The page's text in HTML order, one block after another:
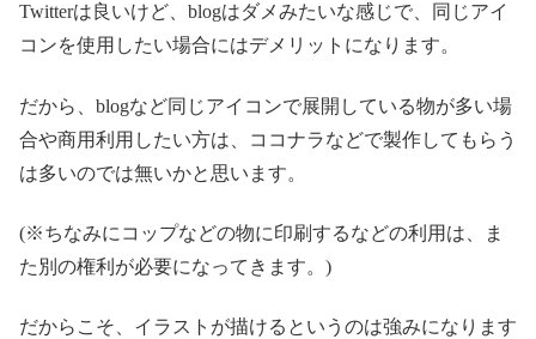
Twitterは良いけど、blogはダメみたいな感じで、同じアイ
コンを使用したい場合にはデメリットになります。
だから、blogなど同じアイコンで展開している物が多い場
合や商用利用したい方は、ココナラなどで製作してもらう
は多いのでは無いかと思います。
(※ちなみにコップなどの物に印刷するなどの利用は、ま
た別の権利が必要になってきます。)
だからこそ、イラストが描けるというのは強みになります